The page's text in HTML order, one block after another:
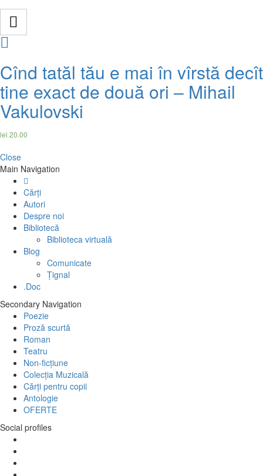
Cînd tatăl tău e mai în vîrstă decît
tine exact de două ori – Mihail
Vakulovski
lei 20.00
Close
Main Navigation
Cărți
Autori
Despre noi
Bibliotecă
Biblioteca virtuală
Blog
Comunicate
Țignal
.Doc
Secondary Navigation
Poezie
Proză scurtă
Roman
Teatru
Non-ficțiune
Colecția Muzicală
Cărți pentru copii
Antologie
OFERTE
Social profiles